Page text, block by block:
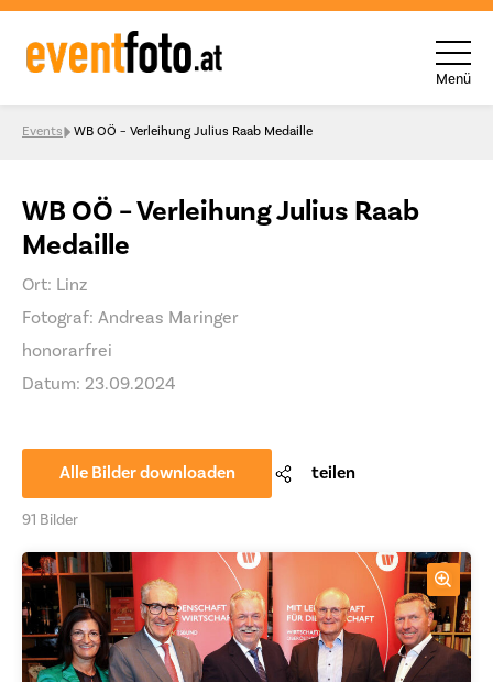
Skip to content
Menü
Events WB OÖ – Verleihung Julius Raab Medaille
WB OÖ – Verleihung Julius Raab
Medaille
Ort: Linz
Fotograf: Andreas Maringer
honorarfrei
Datum: 23.09.2024
Alle Bilder downloaden teilen
91 Bilder